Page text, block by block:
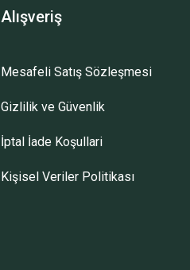
Alışveriş
Mesafeli Satış Sözleşmesi
Gizlilik ve Güvenlik
İptal İade Koşullari
Kişisel Veriler Politikası